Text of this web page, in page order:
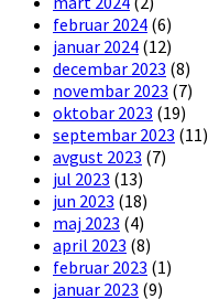
februar 2024 (6)
januar 2024 (12)
decembar 2023 (8)
novembar 2023 (7)
oktobar 2023 (19)
septembar 2023 (11)
avgust 2023 (7)
jul 2023 (13)
jun 2023 (18)
maj 2023 (4)
april 2023 (8)
februar 2023 (1)
januar 2023 (9)